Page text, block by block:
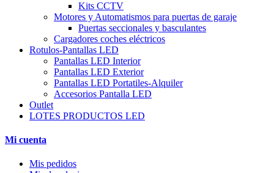
Kits CCTV
Motores y Automatismos para puertas de garaje
Puertas seccionales y basculantes
Cargadores coches eléctricos
Rotulos-Pantallas LED
Pantallas LED Interior
Pantallas LED Exterior
Pantallas LED Portatiles-Alquiler
Accesorios Pantalla LED
Outlet
LOTES PRODUCTOS LED
Mi cuenta
Mis pedidos